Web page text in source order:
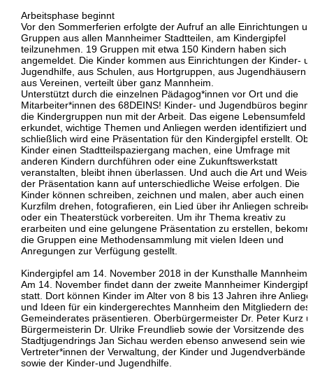
Arbeitsphase beginnt
Vor den Sommerferien erfolgte der Aufruf an alle Einrichtungen
Gruppen aus allen Mannheimer Stadtteilen, am Kindergipfel
teilzunehmen. 19 Gruppen mit etwa 150 Kindern haben sich
angemeldet. Die Kinder kommen aus Einrichtungen der Kinder-
Jugendhilfe, aus Schulen, aus Hortgruppen, aus Jugendhäusern
aus Vereinen, verteilt über ganz Mannheim.
Unterstützt durch die einzelnen Pädagog*innen vor Ort und die
Mitarbeiter*innen des 68DEINS! Kinder- und Jugendbüros
die Kindergruppen nun mit der Arbeit. Das eigene Lebensumfeld
erkundet, wichtige Themen und Anliegen werden identifiziert und
schließlich wird eine Präsentation für den Kindergipfel erstellt. Ob
Kinder einen Stadtteilspaziergang machen, eine Umfrage mit
anderen Kindern durchführen oder eine Zukunftswerkstatt
veranstalten, bleibt ihnen überlassen. Und auch die Art und Weise
der Präsentation kann auf unterschiedliche Weise erfolgen. Die
Kinder können schreiben, zeichnen und malen, aber auch einen
Kurzfilm drehen, fotografieren, ein Lied über ihr Anliegen
oder ein Theaterstück vorbereiten. Um ihr Thema kreativ zu
erarbeiten und eine gelungene Präsentation zu erstellen,
die Gruppen eine Methodensammlung mit vielen Ideen und
Anregungen zur Verfügung gestellt.
Kindergipfel am 14. November 2018 in der Kunsthalle Mannheim
Am 14. November findet dann der zweite Mannheimer
statt. Dort können Kinder im Alter von 8 bis 13 Jahren ihre
und Ideen für ein kindergerechtes Mannheim den Mitgliedern des
Gemeinderates präsentieren. Oberbürgermeister Dr. Peter Kurz
Bürgermeisterin Dr. Ulrike Freundlieb sowie der Vorsitzende des
Stadtjugendrings Jan Sichau werden ebenso anwesend sein wie
Vertreter*innen der Verwaltung, der Kinder und Jugendverbände
sowie der Kinder-und Jugendhilfe.